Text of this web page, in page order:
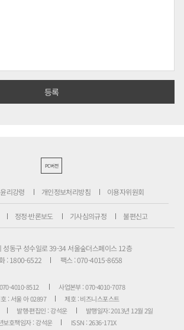
PC버전
윤리강령 개인정보처리방침 이용자위원회
정정·반론보도 기사심의규정 불편신고
성동구 성수일로 39-34 서울숲더스페이스 12층
: 1800-6522
팩스 : 070-4015-8658
4010-8512
사업본부 : 070-4010-7078
: 서울 아 02897
제호 : 비즈니스포스트
발행·편집인 : 강석운
발행일자: 2013년 12월 2일
보호책임자 : 강석운
ISSN : 2636-171X